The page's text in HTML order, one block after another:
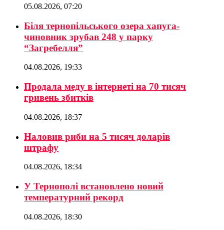
05.08.2026, 07:20
Біля тернопільського озера хапуга-
чиновник зрубав 248 у парку
“Загребелля”
04.08.2026, 19:33
Продала меду в інтернеті на 70 тисяч
гривень збитків
04.08.2026, 18:37
Наловив риби на 5 тисяч доларів
штрафу
04.08.2026, 18:34
У Тернополі встановлено новий
температурний рекорд
04.08.2026, 18:30